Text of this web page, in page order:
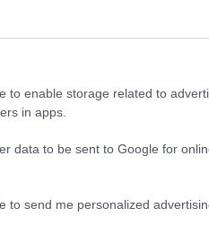
to enable storage related to
in apps.
data to be sent to Google for
to send me personalized